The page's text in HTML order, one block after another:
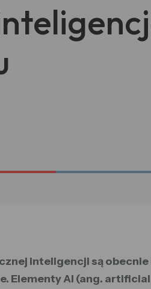
inteligencji są
Elementy AI (ang. artificial